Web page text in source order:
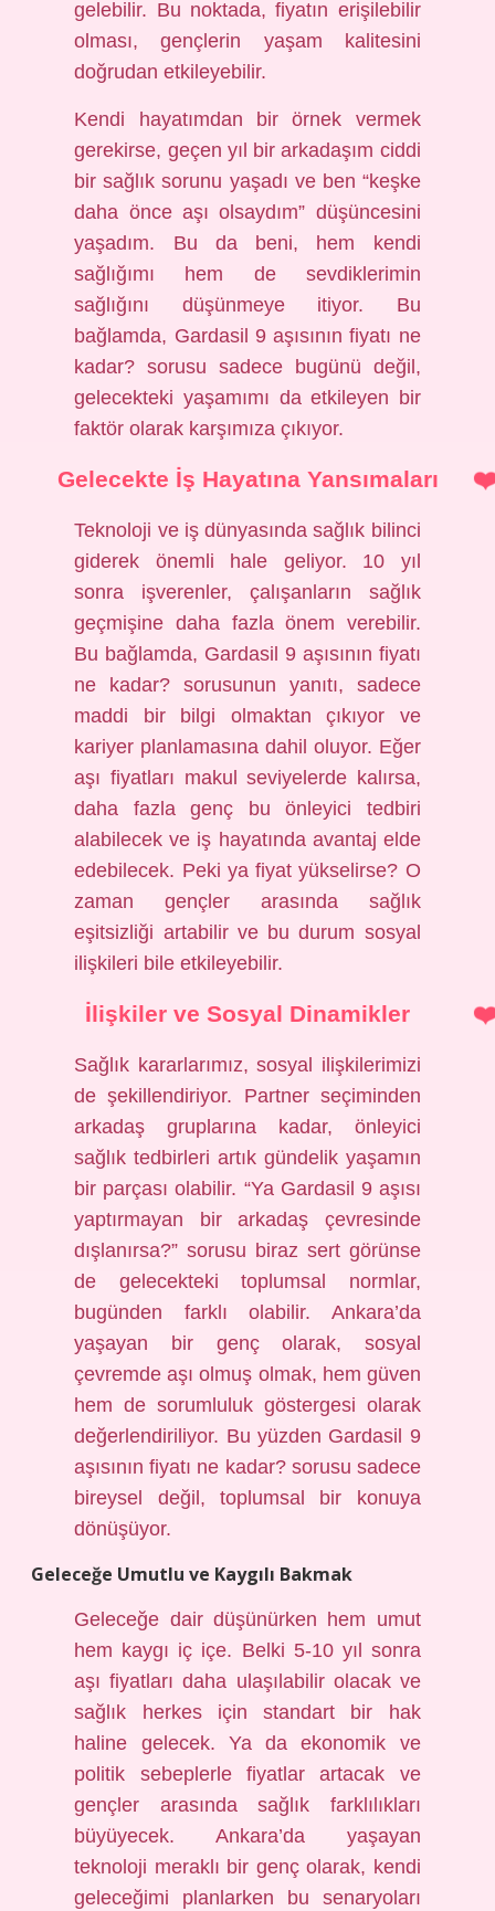
gelebilir. Bu noktada, fiyatın erişilebilir
olması, gençlerin yaşam kalitesini
doğrudan etkileyebilir.
Kendi hayatımdan bir örnek vermek
gerekirse, geçen yıl bir arkadaşım ciddi
bir sağlık sorunu yaşadı ve ben “keşke
daha önce aşı olsaydım” düşüncesini
yaşadım. Bu da beni, hem kendi
sağlığımı hem de sevdiklerimin
sağlığını düşünmeye itiyor. Bu
bağlamda, Gardasil 9 aşısının fiyatı ne
kadar? sorusu sadece bugünü değil,
gelecekteki yaşamımı da etkileyen bir
faktör olarak karşımıza çıkıyor.
Gelecekte İş Hayatına Yansımaları
Teknoloji ve iş dünyasında sağlık bilinci
giderek önemli hale geliyor. 10 yıl
sonra işverenler, çalışanların sağlık
geçmişine daha fazla önem verebilir.
Bu bağlamda, Gardasil 9 aşısının fiyatı
ne kadar? sorusunun yanıtı, sadece
maddi bir bilgi olmaktan çıkıyor ve
kariyer planlamasına dahil oluyor. Eğer
aşı fiyatları makul seviyelerde kalırsa,
daha fazla genç bu önleyici tedbiri
alabilecek ve iş hayatında avantaj elde
edebilecek. Peki ya fiyat yükselirse? O
zaman gençler arasında sağlık
eşitsizliği artabilir ve bu durum sosyal
ilişkileri bile etkileyebilir.
İlişkiler ve Sosyal Dinamikler
Sağlık kararlarımız, sosyal ilişkilerimizi
de şekillendiriyor. Partner seçiminden
arkadaş gruplarına kadar, önleyici
sağlık tedbirleri artık gündelik yaşamın
bir parçası olabilir. “Ya Gardasil 9 aşısı
yaptırmayan bir arkadaş çevresinde
dışlanırsa?” sorusu biraz sert görünse
de gelecekteki toplumsal normlar,
bugünden farklı olabilir. Ankara’da
yaşayan bir genç olarak, sosyal
çevremde aşı olmuş olmak, hem güven
hem de sorumluluk göstergesi olarak
değerlendiriliyor. Bu yüzden Gardasil 9
aşısının fiyatı ne kadar? sorusu sadece
bireysel değil, toplumsal bir konuya
dönüşüyor.
Geleceğe Umutlu ve Kaygılı Bakmak
Geleceğe dair düşünürken hem umut
hem kaygı iç içe. Belki 5-10 yıl sonra
aşı fiyatları daha ulaşılabilir olacak ve
sağlık herkes için standart bir hak
haline gelecek. Ya da ekonomik ve
politik sebeplerle fiyatlar artacak ve
gençler arasında sağlık farklılıkları
büyüyecek. Ankara’da yaşayan
teknoloji meraklı bir genç olarak, kendi
geleceğimi planlarken bu senaryoları